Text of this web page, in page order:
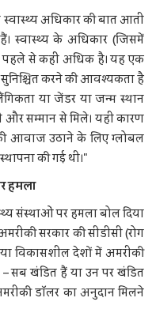
अधिकार की बात आती
स्वास्थ्य के अधिकार (जिसमें
पहले से कहीं अधिक है। यह एक
करने की आवश्यकता है
या जेंडर या जन्म स्थान
और सम्मान से मिले। यही कारण
की आवाज उठाने के लिए ग्लोबल
की गई थी।"
हमला
संस्थाओं पर हमला बोल दिया
अमरीकी सरकार की सीडीसी (रोग
विकासशील देशों में अमरीकी
– सब खंडित हैं या उन पर खंडित
डॉलर का अनुदान मिलने